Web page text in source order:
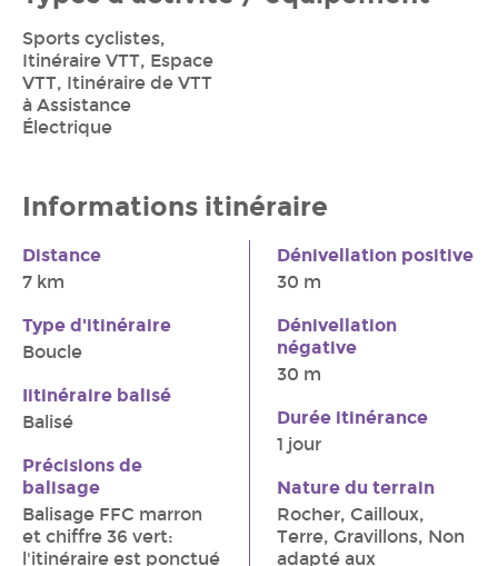
Sports cyclistes,
Itinéraire VTT, Espace
VTT, Itinéraire de VTT
à Assistance
Électrique
Informations itinéraire
Distance
7 km
Type d'itinéraire
Boucle
Iitinéraire balisé
Balisé
Précisions de
balisage
Balisage FFC marron
et chiffre 36 vert:
l'itinéraire est ponctué
Dénivellation positive
30 m
Dénivellation
négative
30 m
Durée itinérance
1 jour
Nature du terrain
Rocher, Cailloux,
Terre, Gravillons, Non
adapté aux